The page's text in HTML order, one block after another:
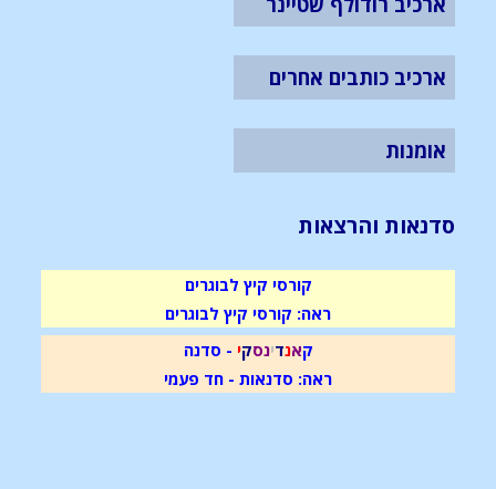
ארכיב כותבים אחרים
אומנות
סדנאות והרצאות
קורסי קיץ לבוגרים
ראה: קורסי קיץ לבוגרים
קאנדינסקי - סדנה
ראה: סדנאות - חד פעמי